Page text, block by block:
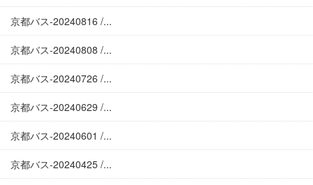
京都バス-20240816 /...
京都バス-20240808 /...
京都バス-20240726 /...
京都バス-20240629 /...
京都バス-20240601 /...
京都バス-20240425 /...